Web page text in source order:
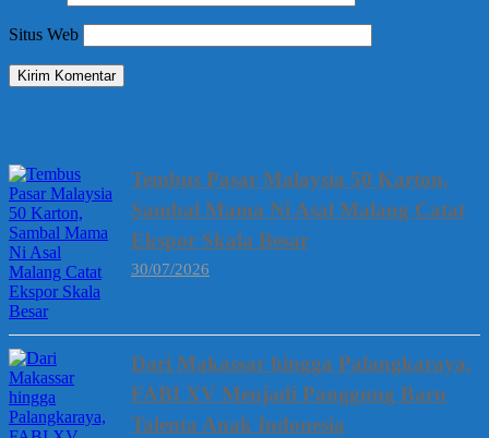
Situs Web
Tembus Pasar Malaysia 50 Karton,
Sambal Mama Ni Asal Malang Catat
Ekspor Skala Besar
30/07/2026
Dari Makassar hingga Palangkaraya,
FABI XV Menjadi Panggung Baru
Talenta Anak Indonesia